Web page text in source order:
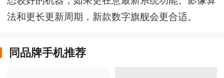
法和更长更新周期，新款数字旗舰会更合适。
同品牌手机推荐